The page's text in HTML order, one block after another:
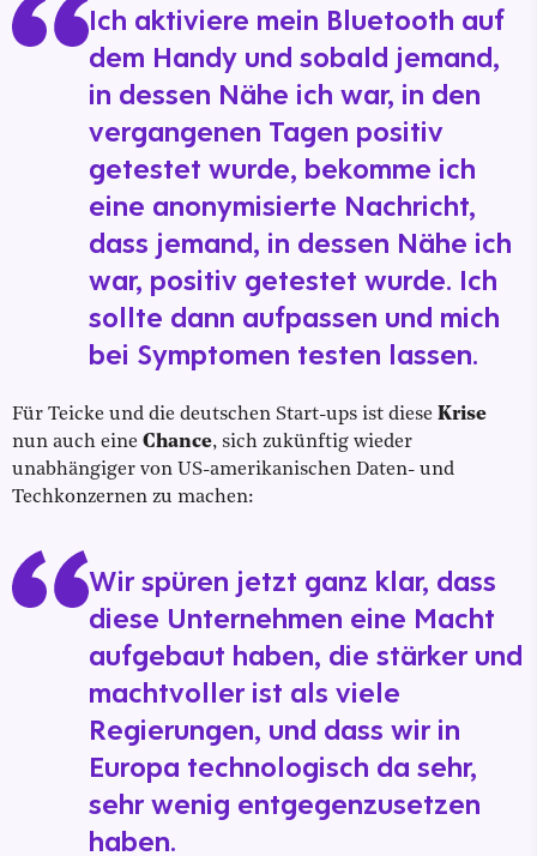
Ich aktiviere mein Bluetooth auf
dem Handy und sobald jemand,
in dessen Nähe ich war, in den
vergangenen Tagen positiv
getestet wurde, bekomme ich
eine anonymisierte Nachricht,
dass jemand, in dessen Nähe ich
war, positiv getestet wurde. Ich
sollte dann aufpassen und mich
bei Symptomen testen lassen.
Für Teicke und die deutschen Start-ups ist diese Krise
nun auch eine Chance, sich zukünftig wieder
unabhängiger von US-amerikanischen Daten- und
Techkonzernen zu machen:
Wir spüren jetzt ganz klar, dass
diese Unternehmen eine Macht
aufgebaut haben, die stärker und
machtvoller ist als viele
Regierungen, und dass wir in
Europa technologisch da sehr,
sehr wenig entgegenzusetzen
haben.